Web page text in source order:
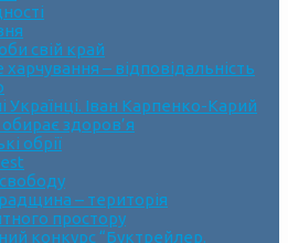
свій край
– відповідальність
Українці. Іван Карпенко-Карий
здоров’я
обрії
– територія
простору
конкурс “Буктрейлер.